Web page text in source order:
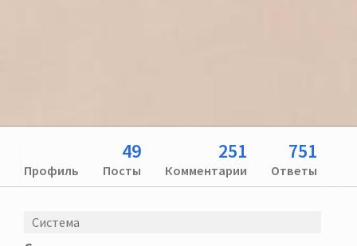
Профиль
49
Посты
251
Комментарии
751
Ответы
Система